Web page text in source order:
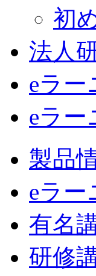
初
法人
eラ
eラー
製品
eラー
有名
研修